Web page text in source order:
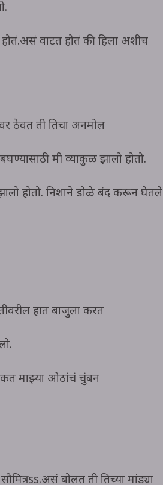
वाटत होतं की हिला अशीच
ठेवत ती तिचा अनमोल
मी व्याकुळ झालो होतो.
होतो. निशाने डोळे बंद करून घेतले
हात बाजुला करत
माझ्या ओठांचं चुंबन
बोलत ती तिच्या मांड्या